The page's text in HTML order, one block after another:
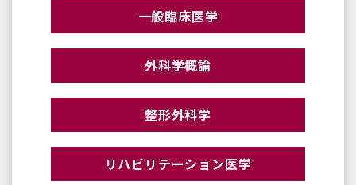
一般臨床医学
外科学概論
整形外科学
リハビリテーション医学